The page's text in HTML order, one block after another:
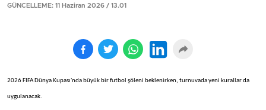
GÜNCELLEME: 11 Haziran 2026 / 13.01
2026 FIFA Dünya Kupası'nda büyük bir futbol şöleni beklenirken, turnuvada yeni kurallar da
uygulanacak.